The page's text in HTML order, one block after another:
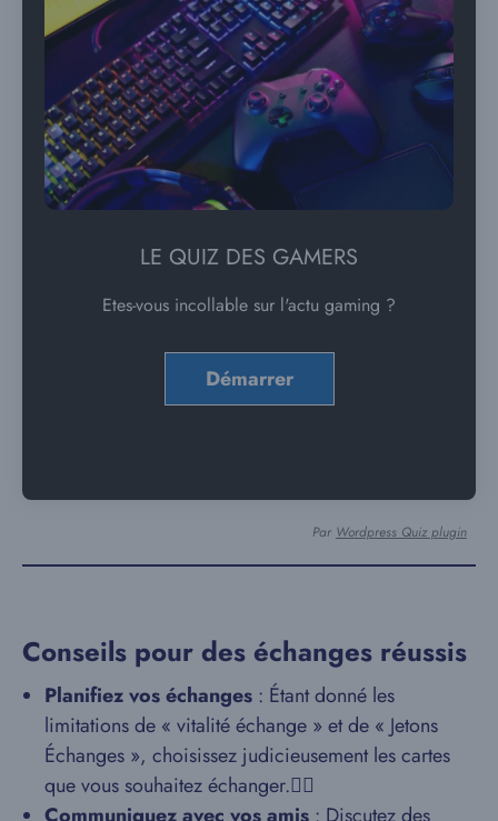
LE QUIZ DES GAMERS
Etes-vous incollable sur l'actu gaming ?
Par Wordpress Quiz plugin
Conseils pour des échanges réussis
Planifiez vos échanges : Étant donné les
limitations de « vitalité échange » et de « Jetons
Échanges », choisissez judicieusement les cartes
que vous souhaitez échanger.